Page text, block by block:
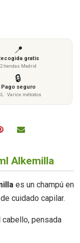
📍
gratis
2 tiendas Madrid
🔒
Pago seguro
· Varios métodos
Alkemilla
es un champú en
cuidado capilar.
pensada